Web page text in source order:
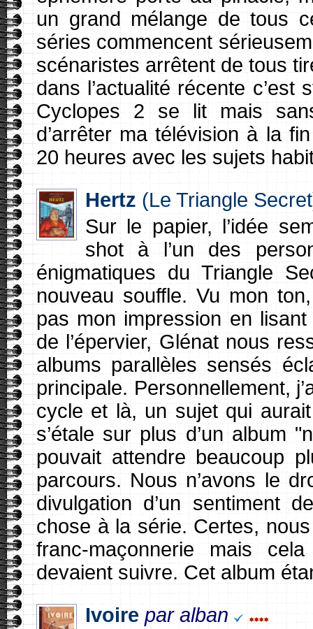
un grand mélange de tous
séries commencent
scénaristes arrêtent de tous
dans l’actualité récente
Cyclopes 2 se lit mais
d’arrêter ma télévision à la
20 heures avec les sujets
Hertz (Le Triangle
Sur le papier, l’idée
shot à l’un des
énigmatiques du Triangle
nouveau souffle. Vu mon
pas mon impression en
de l’épervier, Glénat nous
albums parallèles sensés
principale. Personnellement,
cycle et là, un sujet qui
s’étale sur plus d’un album
pouvait attendre beaucoup
parcours. Nous n’avons le
divulgation d’un sentiment
chose à la série. Certes,
franc-maçonnerie mais
devaient suivre. Cet album
Ivoire par alban